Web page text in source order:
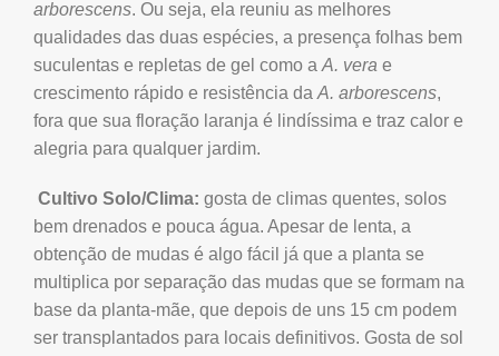
arborescens. Ou seja, ela reuniu as melhores
qualidades das duas espécies, a presença folhas bem
suculentas e repletas de gel como aA. vera e
crescimento rápido e resistência daA. arborescens,
fora que sua floração laranja é lindíssima e traz calor e
alegria para qualquer jardim.
Cultivo Solo/Clima: gosta de climas quentes, solos
bem drenados e pouca água. Apesar de lenta, a
obtenção de mudas é algo fácil já que a planta se
multiplica por separação das mudas que se formam na
base da planta-mãe, que depois de uns 15 cm podem
ser transplantados para locais definitivos. Gosta de sol